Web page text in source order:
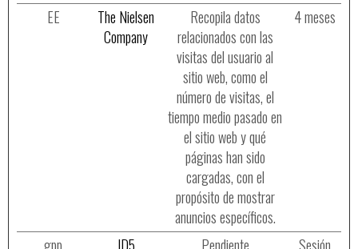
EE
The Nielsen
Company
Recopila datos
relacionados con las
visitas del usuario al
sitio web, como el
número de visitas, el
tiempo medio pasado en
el sitio web y qué
páginas han sido
cargadas, con el
propósito de mostrar
anuncios específicos.
4 meses